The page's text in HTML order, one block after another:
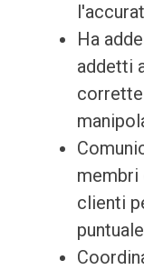
Ha
addetti
membri
clienti